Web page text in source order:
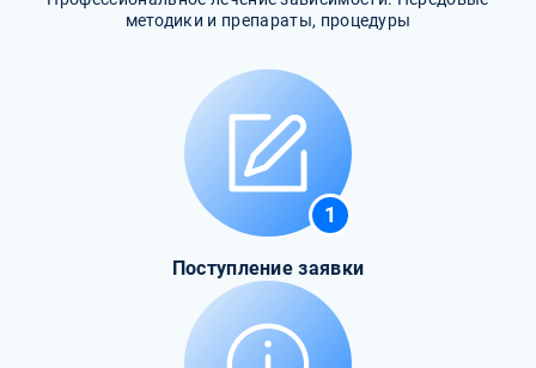
методики и препараты, процедуры
1
Поступление заявки